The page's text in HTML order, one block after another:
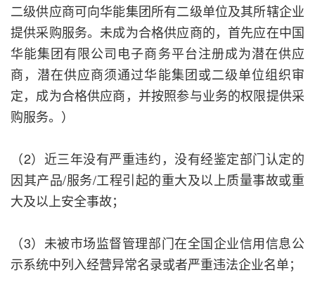
二级供应商可向华能集团所有二级单位及其所辖企业
提供采购服务。未成为合格供应商的，首先应在中国
华能集团有限公司电子商务平台注册成为潜在供应
商，潜在供应商须通过华能集团或二级单位组织审
定，成为合格供应商，并按照参与业务的权限提供采
购服务。）
（2）近三年没有严重违约，没有经鉴定部门认定的
因其产品/服务/工程引起的重大及以上质量事故或重
大及以上安全事故；
（3）未被市场监督管理部门在全国企业信用信息公
示系统中列入经营异常名录或者严重违法企业名单；